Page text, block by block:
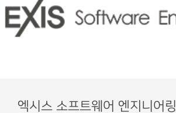
엑시스 소프트웨어 엔지니어링